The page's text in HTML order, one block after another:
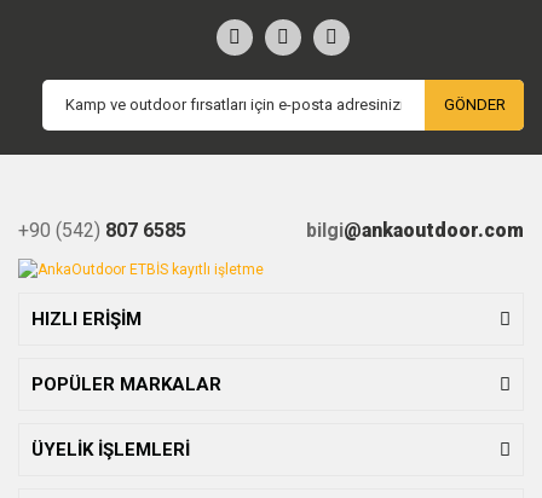
GÖNDER
+90 (542) 807 6585 bilgi@ankaoutdoor.com
HIZLI ERİŞİM
POPÜLER MARKALAR
ÜYELİK İŞLEMLERİ